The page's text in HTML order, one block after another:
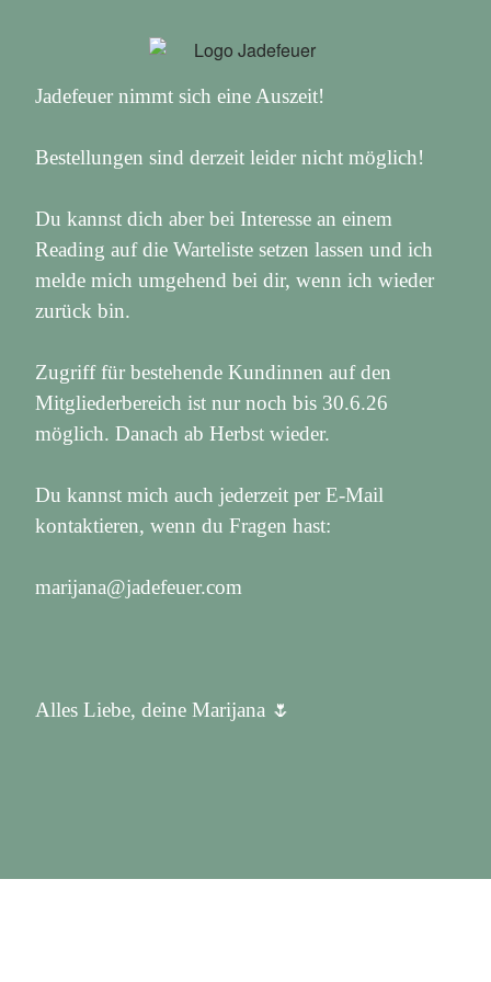
Jadefeuer nimmt sich eine Auszeit!
Bestellungen sind derzeit leider nicht möglich!
Du kannst dich aber bei Interesse an einem
Reading auf die Warteliste setzen lassen und ich
melde mich umgehend bei dir, wenn ich wieder
zurück bin.
Zugriff für bestehende Kundinnen auf den
Mitgliederbereich ist nur noch bis 30.6.26
möglich. Danach ab Herbst wieder.
Du kannst mich auch jederzeit per E-Mail
kontaktieren, wenn du Fragen hast:
marijana@jadefeuer.com
Alles Liebe, deine Marijana 🌷